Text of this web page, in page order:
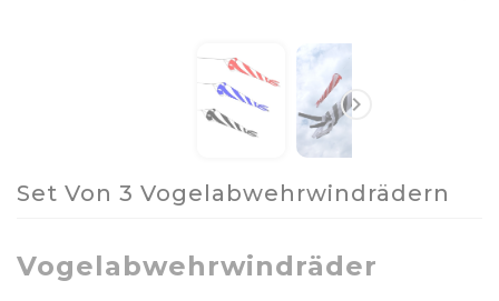

Set Von 3 Vogelabwehrwindrädern
Vogelabwehrwindräder